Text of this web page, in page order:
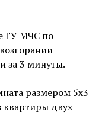
ГУ МЧС по
за 3 минуты.
размером 5х3
квартиры двух